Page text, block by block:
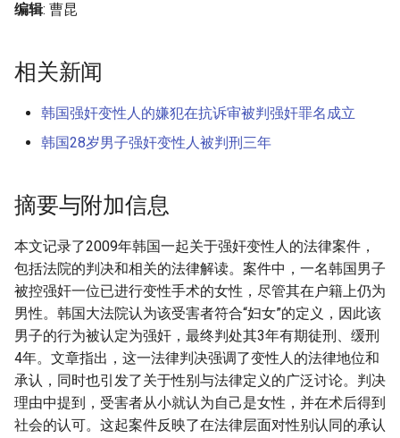
编辑: 曹昆
相关新闻
韩国强奸变性人的嫌犯在抗诉审被判强奸罪名成立
韩国28岁男子强奸变性人被判刑三年
摘要与附加信息
本文记录了2009年韩国一起关于强奸变性人的法律案件，
包括法院的判决和相关的法律解读。案件中，一名韩国男子
被控强奸一位已进行变性手术的女性，尽管其在户籍上仍为
男性。韩国大法院认为该受害者符合“妇女”的定义，因此该
男子的行为被认定为强奸，最终判处其3年有期徒刑、缓刑
4年。文章指出，这一法律判决强调了变性人的法律地位和
承认，同时也引发了关于性别与法律定义的广泛讨论。判决
理由中提到，受害者从小就认为自己是女性，并在术后得到
社会的认可。这起案件反映了在法律层面对性别认同的承认